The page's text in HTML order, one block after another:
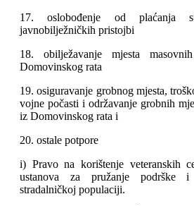
17. oslobođenje od plaćanja
javnobilježničkih pristojbi
18. obilježavanje mjesta
Domovinskog rata
19. osiguravanje grobnog mjesta,
vojne počasti i održavanje grobnih
iz Domovinskog rata i
20. ostale potpore
i) Pravo na korištenje veteranskih
ustanova za pružanje podrške i
stradalničkoj populaciji.